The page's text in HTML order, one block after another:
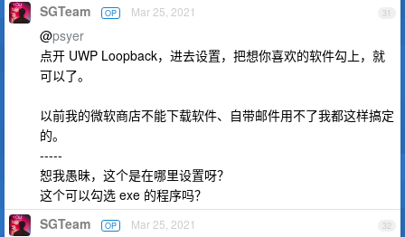
31
SGTeam OP Mar 25, 2021
@psyer
点开 UWP Loopback，进去设置，把想你喜欢的软件勾上，就
可以了。
以前我的微软商店不能下载软件、自带邮件用不了我都这样搞定
的。
-----
恕我愚昧，这个是在哪里设置呀？
这个可以勾选 exe 的程序吗？
32
SGTeam OP Mar 25, 2021